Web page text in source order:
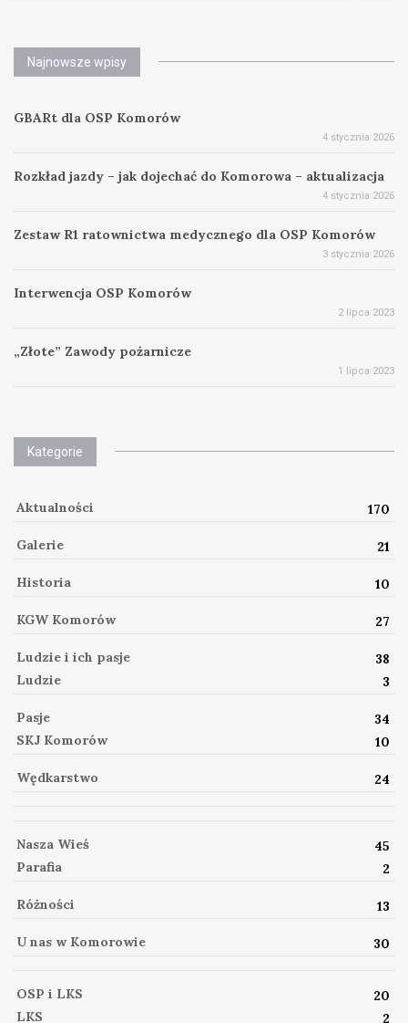
Najnowsze wpisy
GBARt dla OSP Komorów
4 stycznia 2026
Rozkład jazdy – jak dojechać do Komorowa – aktualizacja
4 stycznia 2026
Zestaw R1 ratownictwa medycznego dla OSP Komorów
3 stycznia 2026
Interwencja OSP Komorów
2 lipca 2023
„Złote” Zawody pożarnicze
1 lipca 2023
Kategorie
Aktualności 170
Galerie 21
Historia 10
KGW Komorów 27
Ludzie i ich pasje
38
Ludzie
3
Pasje
34
SKJ Komorów
10
Wędkarstwo 24
Nasza Wieś
45
Parafia
2
Różności 13
U nas w Komorowie 30
OSP i LKS
20
LKS
2